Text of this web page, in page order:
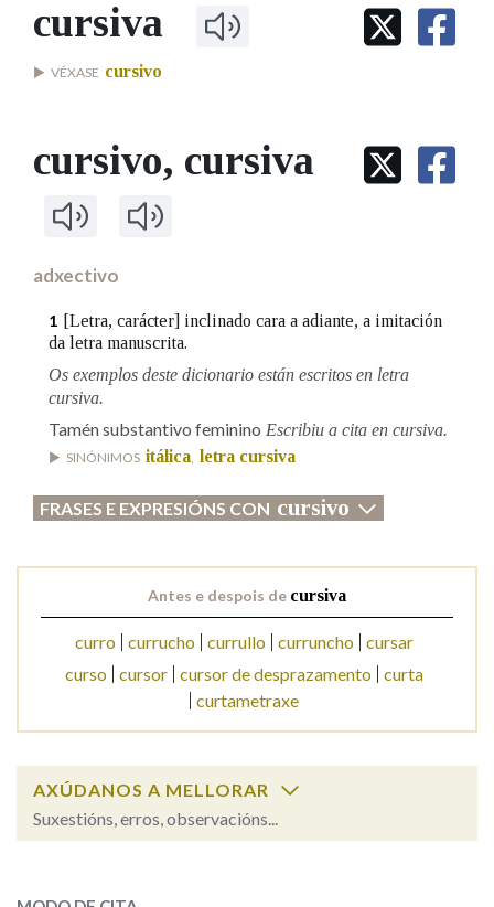
IDENTIDADE CORPORATIVA
MARCIAL DEL ADALID
FIGURAS HOMENAXEADAS
PORTAL DAS PALABRAS
Facebook
TwitterYoutubeInstagramBluesky
BUSCAR NOS LEMAS
Comeza por
Remata por
BUSCAR NO CONTIDO
Nas definicións
OUTRAS OPCIÓNS DE BUSCA
Pertence a
cursiva
VÉXASE cursivo
cursivo, cursiva
adxectivo
1 [Letra, carácter] inclinado cara a adiante, a imitación
da letra manuscrita.
Os exemplos deste dicionario están escritos en letra
cursiva.
Tamén substantivo feminino Escribiu a cita en cursiva.
SINÓNIMOS itálica letra cursiva
FRASES E EXPRESIÓNS CON cursivo
Antes e despois de cursiva
curro currucho currullo curruncho cursar
curso cursor cursor de desprazamento curta
curtametraxe
AXÚDANOS A MELLORAR
Suxestións, erros, observacións...
cursiva